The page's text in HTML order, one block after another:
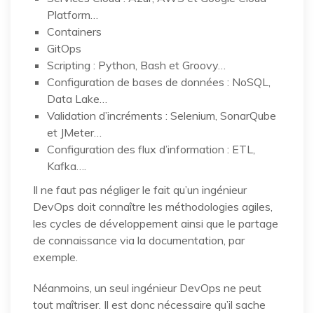
Platform…
Containers
GitOps
Scripting : Python, Bash et Groovy…
Configuration de bases de données : NoSQL,
Data Lake…
Validation d’incréments : Selenium, SonarQube
et JMeter…
Configuration des flux d’information : ETL,
Kafka….
Il ne faut pas négliger le fait qu’un ingénieur
DevOps doit connaître les méthodologies agiles,
les cycles de développement ainsi que le partage
de connaissance via la documentation, par
exemple.
Néanmoins, un seul ingénieur DevOps ne peut
tout maîtriser. Il est donc nécessaire qu’il sache